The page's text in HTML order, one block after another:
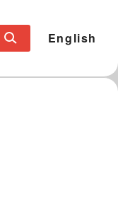
English